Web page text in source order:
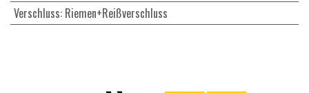
Verschluss: Riemen+Reißverschluss